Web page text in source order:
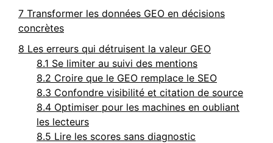
7 Transformer les données GEO en décisions
concrètes
8 Les erreurs qui détruisent la valeur GEO
8.1 Se limiter au suivi des mentions
8.2 Croire que le GEO remplace le SEO
8.3 Confondre visibilité et citation de source
8.4 Optimiser pour les machines en oubliant
les lecteurs
8.5 Lire les scores sans diagnostic